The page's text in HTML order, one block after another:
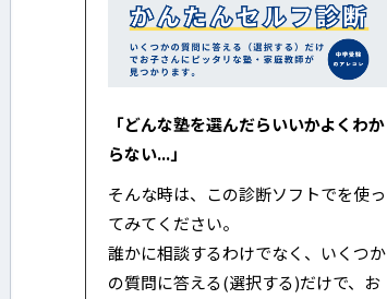
「どんな塾を選んだらいいかよくわか
らない...」
そんな時は、この診断ソフトでを使っ
てみてください。
誰かに相談するわけでなく、いくつか
の質問に答える(選択する)だけで、お